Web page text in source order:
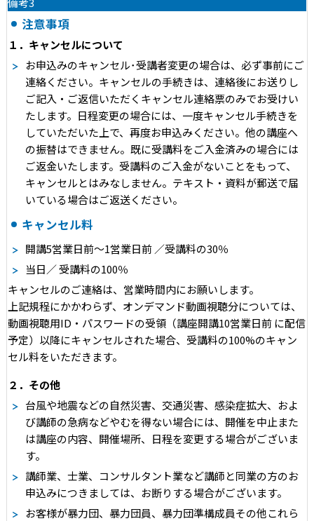
注意事項
１．キャンセルについて
お申込みのキャンセル･受講者変更の場合は、必ず事前にご
連絡ください。キャンセルの手続きは、連絡後にお送りし
ご記入・ご返信いただくキャンセル連絡票のみでお受けい
たします。日程変更の場合には、一度キャンセル手続きを
していただいた上で、再度お申込みください。他の講座へ
の振替はできません。既に受講料をご入金済みの場合には
ご返金いたします。受講料のご入金がないことをもって、
キャンセルとはみなしません。テキスト・資料が郵送で届
いている場合はご返送ください。
キャンセル料
開講5営業日前～1営業日前 ／受講料の30％
当日／ 受講料の100％
キャンセルのご連絡は、営業時間内にお願いします。
上記規程にかかわらず、オンデマンド動画視聴分については、
動画視聴用ID・パスワードの受領（講座開講10営業日前 に配信
予定）以降にキャンセルされた場合、受講料の100%のキャン
セル料をいただきます。
２．その他
台風や地震などの自然災害、交通災害、感染症拡大、およ
び講師の急病などやむを得ない場合には、開催を中止また
は講座の内容、開催場所、日程を変更する場合がございま
す。
講師業、士業、コンサルタント業など講師と同業の方のお
申込みにつきましては、お断りする場合がございます。
お客様が暴力団、暴力団員、暴力団準構成員その他これら